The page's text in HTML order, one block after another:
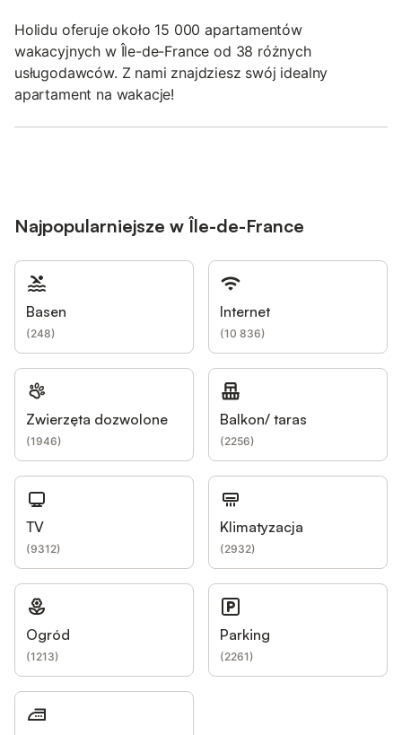
Holidu oferuje około 15 000 apartamentów
wakacyjnych w Île-de-France od 38 różnych
usługodawców. Z nami znajdziesz swój idealny
apartament na wakacje!
Najpopularniejsze w Île-de-France
Basen
(248)
Internet
(10 836)
Zwierzęta dozwolone
(1946)
Balkon/ taras
(2256)
TV
(9312)
Klimatyzacja
(2932)
Ogród
(1213)
Parking
(2261)